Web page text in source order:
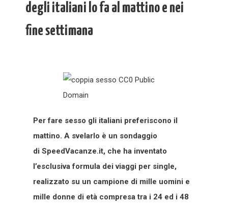
degli italiani lo fa al mattino e nei
fine settimana
Per fare sesso gli italiani preferiscono il
mattino. A svelarlo è un sondaggio
di SpeedVacanze.it, che ha inventato
l’esclusiva formula dei viaggi per single,
realizzato su un campione di mille uomini e
mille donne di età compresa tra i 24 ed i 48